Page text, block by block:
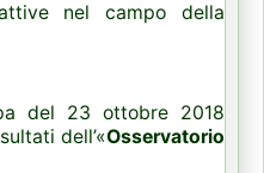
nel campo della
del 23 ottobre 2018
dell’«Osservatorio